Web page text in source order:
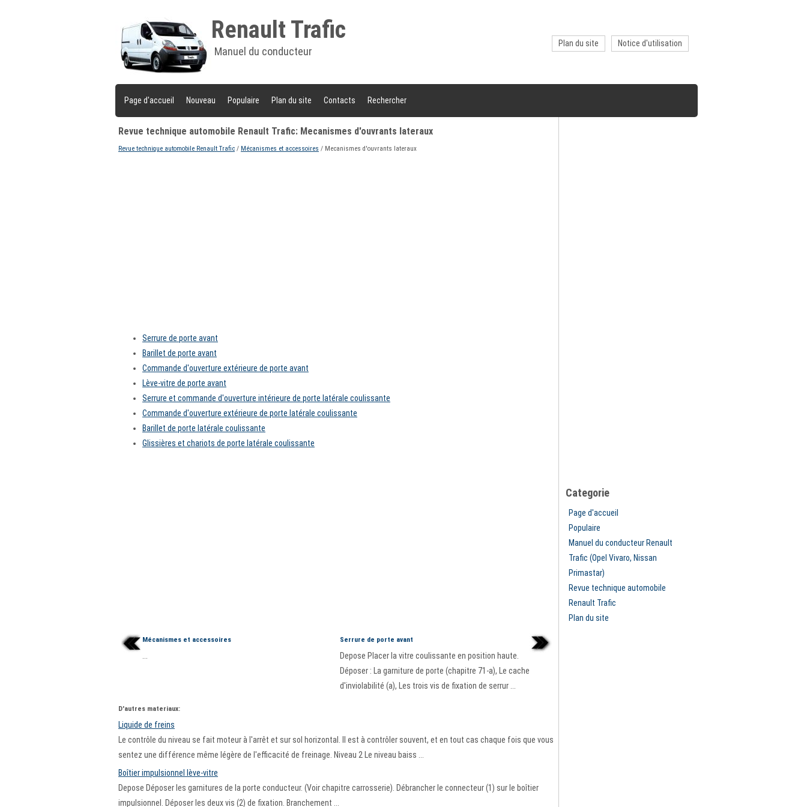
Renault Trafic
Manuel du conducteur
Notice d'utilisation
Plan du site
Page d'accueil Nouveau Populaire Plan du site Contacts Rechercher
Revue technique automobile Renault Trafic: Mecanismes d'ouvrants lateraux
Revue technique automobile Renault Trafic / Mécanismes et accessoires / Mecanismes d'ouvrants lateraux
Serrure de porte avant
Barillet de porte avant
Commande d'ouverture extérieure de porte avant
Lève-vitre de porte avant
Serrure et commande d'ouverture intérieure de porte latérale coulissante
Commande d'ouverture extérieure de porte latérale coulissante
Barillet de porte latérale coulissante
Glissières et chariots de porte latérale coulissante
Mécanismes et accessoires Serrure de porte avant
Depose Placer la vitre coulissante en position haute.
Déposer : La garniture de porte (chapitre 71-a), Le cache
d'inviolabilité (a), Les trois vis de fixation de serrur ...
D'autres materiaux:
Liquide de freins
Le contrôle du niveau se fait moteur à l'arrêt et sur sol horizontal. Il est à contrôler souvent, et en tout cas chaque fois que vous
sentez une différence même légère de l'efficacité de freinage. Niveau 2 Le niveau baiss ...
Boîtier impulsionnel lève-vitre
Depose Déposer les garnitures de la porte conducteur. (Voir chapitre carrosserie). Débrancher le connecteur (1) sur le boîtier
impulsionnel. Déposer les deux vis (2) de fixation. Branchement ...
Categorie
Page d'accueil
Populaire
Manuel du conducteur Renault
Trafic (Opel Vivaro, Nissan
Primastar)
Revue technique automobile
Renault Trafic
Plan du site